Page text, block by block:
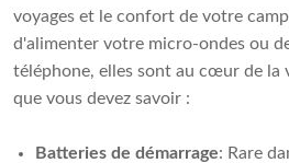
voyages et le confort de votre
d'alimenter votre micro-ondes ou
téléphone, elles sont au cœur de la
que vous devez savoir :
Batteries de démarrage: Rare